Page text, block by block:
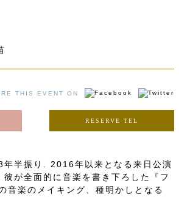
THIS EVENT ON
RESERVE TEL
年半振り. 2016年以来となる来⽇公演
が全面的に音楽を書き下ろした『フ
音楽のメイキング、種明かしとなる